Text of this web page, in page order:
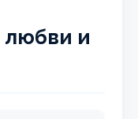
любви и